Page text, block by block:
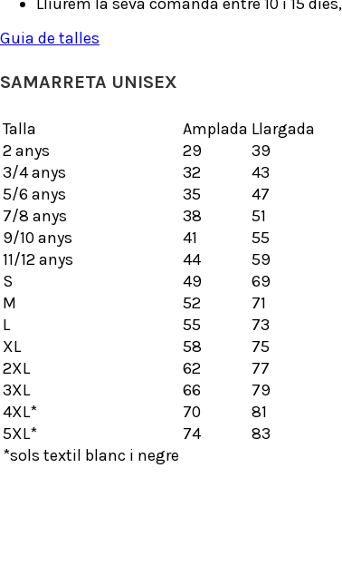
Guia de talles
SAMARRETA UNISEX
Talla Amplada Llargada
2 anys
29
39
3/4 anys
32
43
5/6 anys
35
47
7/8 anys
38
51
9/10 anys
41
55
11/12 anys
44
59
S
49
69
M
52
71
L
55
73
XL
58
75
2XL
62
77
3XL
66
79
4XL*
70
81
5XL*
74
83
*sols textil blanc i negre